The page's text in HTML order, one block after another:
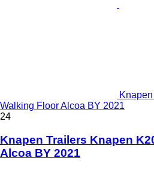
Walking Floor Alcoa BY 2021
24
Knapen Trailers Knapen
Alcoa BY 2021